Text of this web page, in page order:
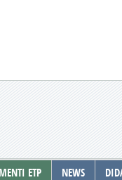
ETP NEWS